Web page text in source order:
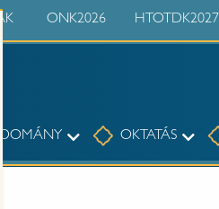
ONK2026 HTOTDK2027
TudományOKTATÁS